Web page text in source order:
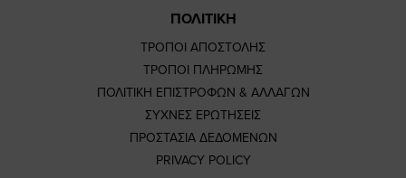
ΠΟΛΙΤΙΚΗ
ΤΡΟΠΟΙ ΑΠΟΣΤΟΛΗΣ
ΤΡΟΠΟΙ ΠΛΗΡΩΜΗΣ
ΠΟΛΙΤΙΚΗ ΕΠΙΣΤΡΟΦΩΝ & ΑΛΛΑΓΩΝ
ΣΥΧΝΕΣ ΕΡΩΤΗΣΕΙΣ
ΠΡΟΣΤΑΣΙΑ ΔΕΔΟΜΕΝΩΝ
PRIVACY POLICY